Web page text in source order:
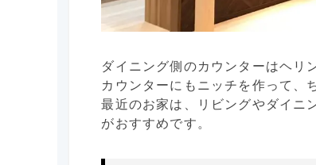
ダイニング側のカウンターはヘリ
カウンターにもニッチを作って、
最近のお家は、リビングやダイニ
がおすすめです。